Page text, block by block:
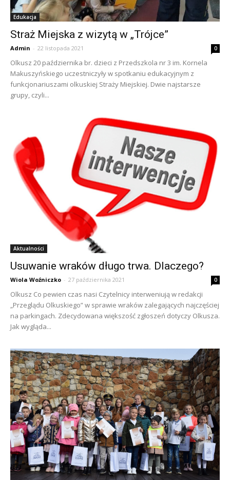
Edukacja
Straż Miejska z wizytą w „Trójce”
Admin - 22 listopada 2021 0
Olkusz 20 października br. dzieci z Przedszkola nr 3 im. Kornela
Makuszyńskiego uczestniczyły w spotkaniu edukacyjnym z
funkcjonariuszami olkuskiej Straży Miejskiej. Dwie najstarsze
grupy, czyli...
Aktualności
Usuwanie wraków długo trwa. Dlaczego?
Wiola Woźniczko - 27 października 2021 0
Olkusz Co pewien czas nasi Czytelnicy interweniują w redakcji
„Przeglądu Olkuskiego” w sprawie wraków zalegających najczęściej
na parkingach. Zdecydowana większość zgłoszeń dotyczy Olkusza.
Jak wygląda...